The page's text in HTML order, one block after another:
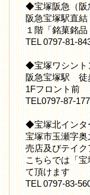
◆宝塚阪急（阪
阪急宝塚駅直結
１階「銘菓銘
TEL 0797-81-
◆宝塚ワシント
阪急宝塚駅 徒
1Fフロント前
TEL0797-87-
◆宝塚北インタ
宝塚市玉瀬字奥
売店及びテイ
こちらでは「
て頂けます
TEL 0797-83-